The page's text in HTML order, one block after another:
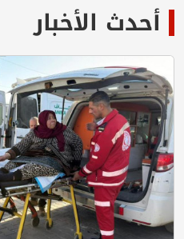
أحدث الأخبار